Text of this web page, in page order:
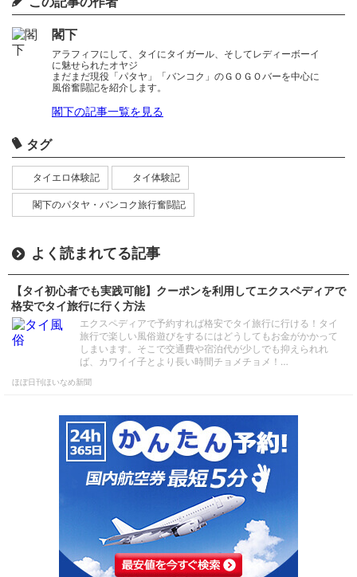
閣下
アラフィフにして、タイにタイガール、そしてレディーボーイ
に魅せられたオヤジ
まだまだ現役「パタヤ」「バンコク」のＧＯＧＯバーを中心に
風俗奮闘記を紹介します。
閣下の記事一覧を見る
タグ
タイエロ体験記 タイ体験記
閣下のパタヤ・バンコク旅行奮闘記
よく読まれてる記事
【タイ初心者でも実践可能】クーポンを利用してエクスペディアで
格安でタイ旅行に行く方法
エクスペディアで予約すれば格安でタイ旅行に行ける！タイ
旅行で楽しい風俗遊びをするにはどうしてもお金がかかって
しまいます。そこで交通費や宿泊代が少しでも抑えられれ
ば、カワイイ子とより長い時間チョメチョメ！…
ほぼ日刊ほいなめ新聞